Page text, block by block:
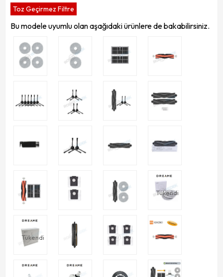
Toz Geçirmez Filtre
Bu modele uyumlu olan aşağıdaki ürünlere de bakabilirsiniz.
Tükendi
Tükendi